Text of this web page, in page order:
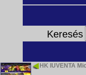
Keresés
HK IUVENTA